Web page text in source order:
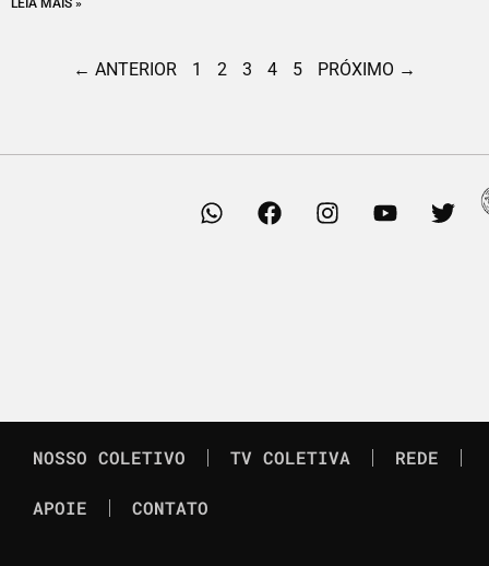
← ANTERIOR 1 2 3 4 5 PRÓXIMO →
NOSSO COLETIVO TV COLETIVA REDE
APOIE CONTATO